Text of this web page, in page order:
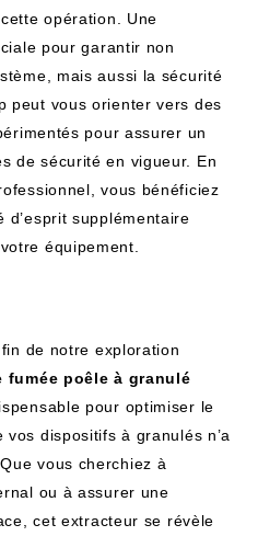
opération. Une
pour garantir non
mais aussi la sécurité
peut vous orienter vers des
pour assurer un
de sécurité en vigueur. En
vous bénéficiez
d’esprit supplémentaire
équipement.
de notre exploration
fumée poêle à granulé
pour optimiser le
dispositifs à granulés n’a
vous cherchiez à
ou à assurer une
cet extracteur se révèle